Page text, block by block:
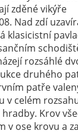
zděné vikýře
Nad zdí
klasicistní
rozsáhlé
druhého
patře
v celém
Krov
v ose krovu a